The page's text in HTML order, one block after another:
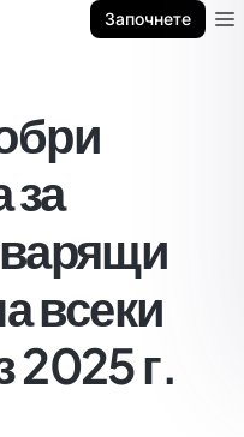
Започнете
за
всеки
2025 г.